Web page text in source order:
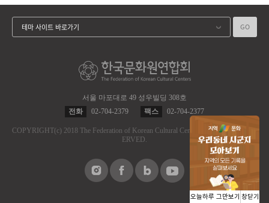
서울 마포대로 49 성우빌딩 308호
전화
02-704-2379 팩스 02-704-2377
COPYRIGHT(c) 2018 The Federation of Korean Cultural Centers.
ALL RIGHT RES
ERVED.
테마 사이트 바로가기 GO
오늘하루 그만보기 창닫기